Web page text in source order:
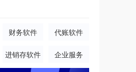
财务软件 代账软件
进销存软件 企业服务